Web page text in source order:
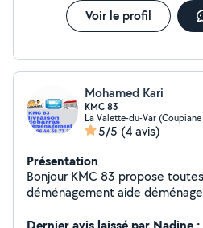
Voir le profil
Mohamed Kari
KMC 83
La Valette-du-Var (Coupiane
5/5 (4 avis)
Présentation
Bonjour KMC 83 propose
déménagement aide
démontage meuble jardinage